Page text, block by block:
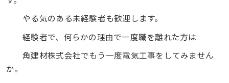
やる気のある未経験者も歓迎します。
経験者で、何らかの理由で一度職を離れた方は
角建材株式会社でもう一度電気工事をしてみません
か。